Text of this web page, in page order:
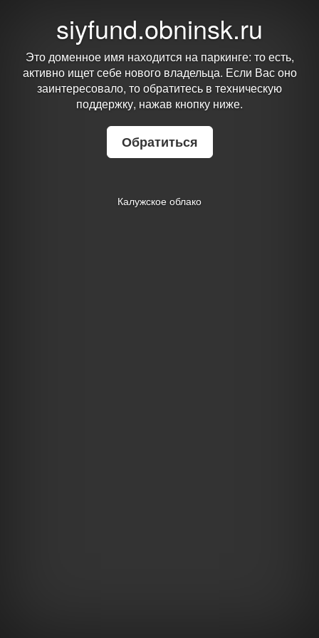
siyfund.obninsk.ru
Это доменное имя находится на паркинге: то есть,
активно ищет себе нового владельца. Если Вас оно
заинтересовало, то обратитесь в техническую
поддержку, нажав кнопку ниже.
Обратиться
Калужское облако